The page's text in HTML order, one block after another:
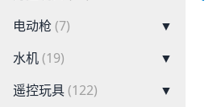
电动枪 (7)
▼
水机(19)
▼
遥控玩具(122)
▼